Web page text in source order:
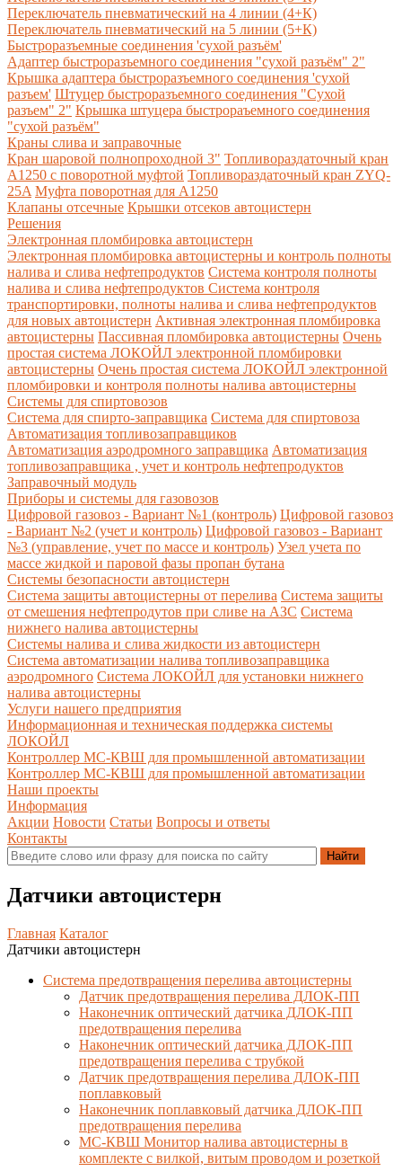
Переключатель пневматический на 4 линии (4+К)
Переключатель пневматический на 5 линии (5+К)
Быстроразъемные соединения 'сухой разъём'
Адаптер быстроразъемного соединения "сухой разъём" 2"
Крышка адаптера быстроразъемного соединения 'сухой
разъем' Штуцер быстроразъемного соединения "Сухой
разъем" 2" Крышка штуцера быстрораъемного соединения
"сухой разъём"
Краны слива и заправочные
Кран шаровой полнопроходной 3" Топливораздаточный кран
A1250 с поворотной муфтой Топливораздаточный кран ZYQ-
25A Муфта поворотная для А1250
Клапаны отсечные Крышки отсеков автоцистерн
Решения
Электронная пломбировка автоцистерн
Электронная пломбировка автоцистерны и контроль полноты
налива и слива нефтепродуктов Система контроля полноты
налива и слива нефтепродуктов Система контроля
транспортировки, полноты налива и слива нефтепродуктов
для новых автоцистерн Активная электронная пломбировка
автоцистерны Пассивная пломбировка автоцистерны Очень
простая система ЛОКОЙЛ электронной пломбировки
автоцистерны Очень простая система ЛОКОЙЛ электронной
пломбировки и контроля полноты налива автоцистерны
Системы для спиртовозов
Система для спирто-заправщика Система для спиртовоза
Автоматизация топливозаправщиков
Автоматизация аэродромного заправщика Автоматизация
топливозаправщика , учет и контроль нефтепродуктов
Заправочный модуль
Приборы и системы для газовозов
Цифровой газовоз - Вариант №1 (контроль) Цифровой газовоз
- Вариант №2 (учет и контроль) Цифровой газовоз - Вариант
№3 (управление, учет по массе и контроль) Узел учета по
массе жидкой и паровой фазы пропан бутана
Системы безопасности автоцистерн
Система защиты автоцистерны от перелива Система защиты
от смешения нефтепродутов при сливе на АЗС Система
нижнего налива автоцистерны
Системы налива и слива жидкости из автоцистерн
Система автоматизации налива топливозаправщика
аэродромного Система ЛОКОЙЛ для установки нижнего
налива автоцистерны
Услуги нашего предприятия
Информационная и техническая поддержка системы
ЛОКОЙЛ
Контроллер МС-КВШ для промышленной автоматизации
Контроллер МС-КВШ для промышленной автоматизации
Наши проекты
Информация
Акции Новости Статьи Вопросы и ответы
Контакты
Датчики автоцистерн
Главная Каталог
Датчики автоцистерн
Система предотвращения перелива автоцистерны
Датчик предотвращения перелива ДЛОК-ПП
Наконечник оптический датчика ДЛОК-ПП
предотвращения перелива
Наконечник оптический датчика ДЛОК-ПП
предотвращения перелива с трубкой
Датчик предотвращения перелива ДЛОК-ПП
поплавковый
Наконечник поплавковый датчика ДЛОК-ПП
предотвращения перелива
МС-КВШ Монитор налива автоцистерны в
комплекте с вилкой, витым проводом и розеткой